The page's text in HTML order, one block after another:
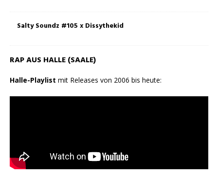
Salty Soundz #105 x Dissythekid
RAP AUS HALLE (SAALE)
Halle-Playlist mit Releases von 2006 bis heute: